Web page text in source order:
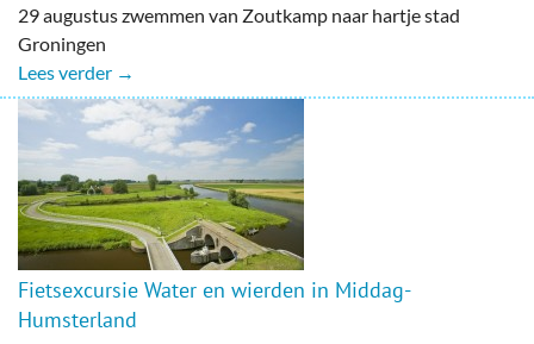
29 augustus zwemmen van Zoutkamp naar hartje stad
Groningen
Lees verder →
Fietsexcursie Water en wierden in Middag-
Humsterland